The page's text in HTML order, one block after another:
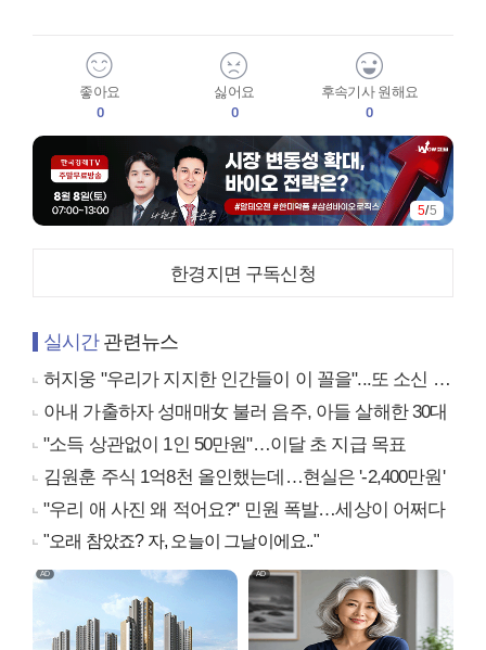
좋아요
0
싫어요
0
후속기사 원해요
0
5/5
한경지면 구독신청
실시간관련뉴스
허지웅 "우리가 지지한 인간들이 이 꼴을"...또 소신 발언
아내 가출하자 성매매女 불러 음주, 아들 살해한 30대
"소득 상관없이 1인 50만원"…이달 초 지급 목표
김원훈 주식 1억8천 올인했는데…현실은 '-2,400만원'
"우리 애 사진 왜 적어요?" 민원 폭발…세상이 어쩌다
"오래 참았죠? 자, 오늘이 그날이에요.."